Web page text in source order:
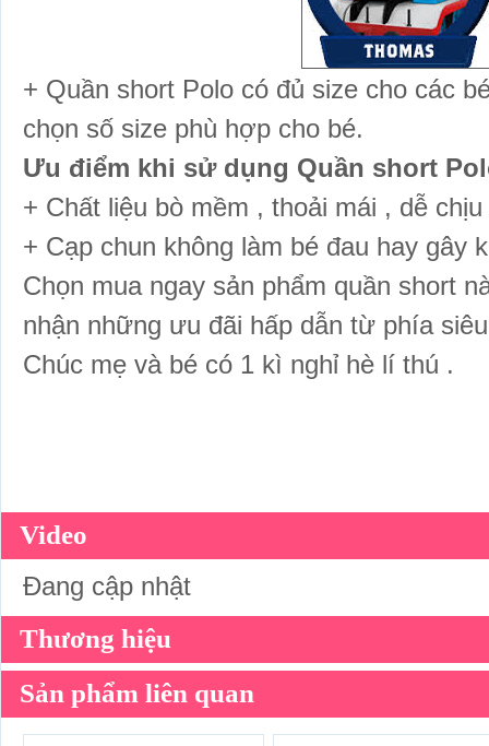
+ Quần short Polo có đủ size cho các
chọn số size phù hợp cho bé.
Ưu điểm khi sử dụng Quần short
+ Chất liệu bò mềm , thoải mái , dễ
+ Cạp chun không làm bé đau hay gây
Chọn mua ngay sản phẩm quần short
nhận những ưu đãi hấp dẫn từ phía
Chúc mẹ và bé có 1 kì nghỉ hè lí thú .
Video
Đang cập nhật
Thương hiệu
Sản phẩm liên quan